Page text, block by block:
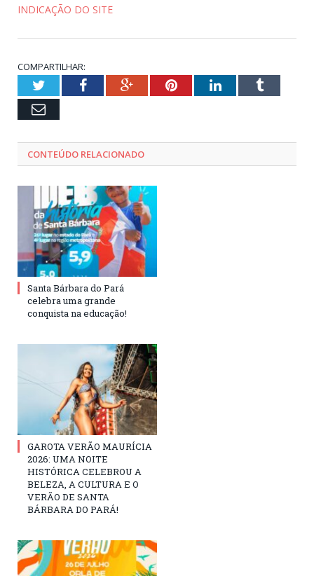
INDICAÇÃO DO SITE
COMPARTILHAR:
TwitterFacebookGoogle+PinterestLinkedInTumblr
Email
CONTEÚDO RELACIONADO
Santa Bárbara do Pará
celebra uma grande
conquista na educação!
GAROTA VERÃO MAURÍCIA
2026: UMA NOITE
HISTÓRICA CELEBROU A
BELEZA, A CULTURA E O
VERÃO DE SANTA
BÁRBARA DO PARÁ!